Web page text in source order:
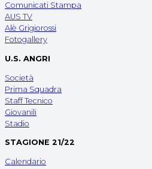
Comunicati Stampa
AUS TV
Alè Grigiorossi
Fotogallery
U.S. ANGRI
Società
Prima Squadra
Staff Tecnico
Giovanili
Stadio
STAGIONE 21/22
Calendario